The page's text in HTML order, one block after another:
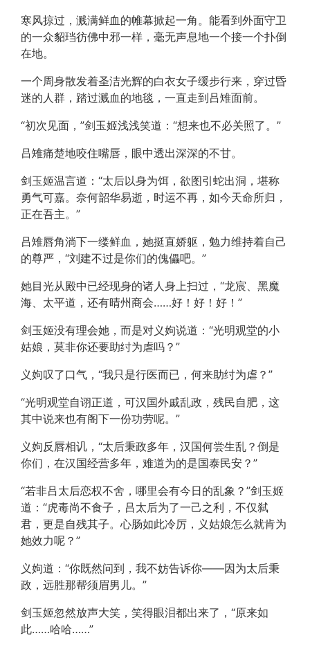
寒风掠过，溅满鲜血的帷幕掀起一角。能看到外面守卫
的一众貂珰彷佛中邪一样，毫无声息地一个接一个扑倒
在地。
一个周身散发着圣洁光辉的白衣女子缓步行来，穿过昏
迷的人群，踏过溅血的地毯，一直走到吕雉面前。
“初次见面，”剑玉姬浅浅笑道：“想来也不必关照了。”
吕雉痛楚地咬住嘴唇，眼中透出深深的不甘。
剑玉姬温言道：“太后以身为饵，欲图引蛇出洞，堪称
勇气可嘉。奈何韶华易逝，时运不再，如今天命所归，
正在吾主。”
吕雉唇角淌下一缕鲜血，她挺直娇躯，勉力维持着自己
的尊严，“刘建不过是你们的傀儡吧。”
她目光从殿中已经现身的诸人身上扫过，“龙宸、黑魔
海、太平道，还有晴州商会……好！好！好！”
剑玉姬没有理会她，而是对义姁说道：“光明观堂的小
姑娘，莫非你还要助纣为虐吗？”
义姁叹了口气，“我只是行医而已，何来助纣为虐？”
“光明观堂自诩正道，可汉国外戚乱政，残民自肥，这
其中说来也有阁下一份功劳呢。”
义姁反唇相讥，“太后秉政多年，汉国何尝生乱？倒是
你们，在汉国经营多年，难道为的是国泰民安？”
“若非吕太后恋权不舍，哪里会有今日的乱象？”剑玉姬
道：“虎毒尚不食子，吕太后为了一己之利，不仅弑
君，更是自残其子。心肠如此冷厉，义姑娘怎么就肯为
她效力呢？”
义姁道：“你既然问到，我不妨告诉你——因为太后秉
政，远胜那帮须眉男儿。”
剑玉姬忽然放声大笑，笑得眼泪都出来了，“原来如
此……哈哈……”